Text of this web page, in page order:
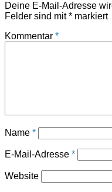
Deine E-Mail-Adresse
Felder sind mit* markiert
Kommentar *
Name *
E-Mail-Adresse *
Website